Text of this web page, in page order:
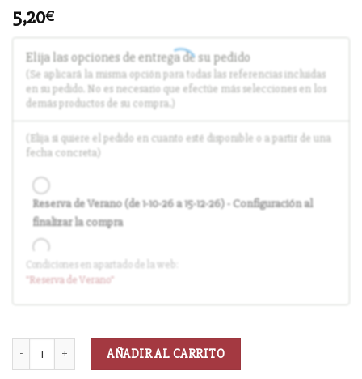
5,20€
Elija las opciones de entrega de su pedido
(Se aplicará la misma opción para todas las referencias incluidas
en su pedido. No es necesario que efectúe más selecciones en los
demás productos de su compra.)
(Elija si quiere el pedido en cuanto esté disponible o a partir de una
fecha concreta)
Reserva de Verano (de 1-10-26 a 15-12-26) - Configuración al
finalizar la compra
Entrega en cuanto el pedido esté disponible (sin descuento)
Condiciones en apartado de la web:
"Reservade Verano"
AÑADIR AL CARRITO